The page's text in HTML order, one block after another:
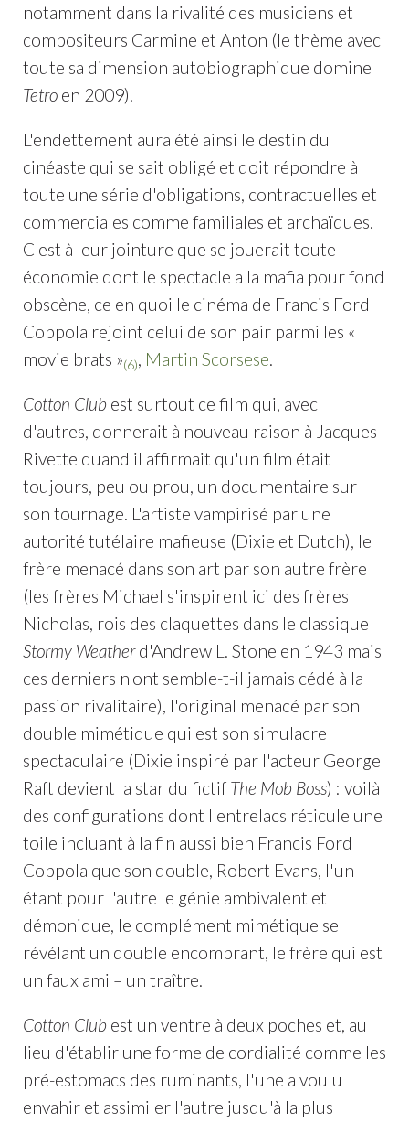
notamment dans la rivalité des musiciens et
compositeurs Carmine et Anton (le thème avec
toute sa dimension autobiographique domine
Tetroen 2009).
L'endettement aura été ainsi le destin du
cinéaste qui se sait obligé et doit répondre à
toute une série d'obligations, contractuelles et
commerciales comme familiales et archaïques.
C'est à leur jointure que se jouerait toute
économie dont le spectacle a la mafia pour fond
obscène, ce en quoi le cinéma de Francis Ford
Coppola rejoint celui de son pair parmi les «
movie brats »(6), Martin Scorsese.
Cotton Clubest surtout ce film qui, avec
d'autres, donnerait à nouveau raison à Jacques
Rivette quand il affirmait qu'un film était
toujours, peu ou prou, un documentaire sur
son tournage. L'artiste vampirisé par une
autorité tutélaire mafieuse (Dixie et Dutch), le
frère menacé dans son art par son autre frère
(les frères Michael s'inspirent ici des frères
Nicholas, rois des claquettes dans le classique
Stormy Weatherd'Andrew L. Stone en 1943 mais
ces derniers n'ont semble-t-il jamais cédé à la
passion rivalitaire), l'original menacé par son
double mimétique qui est son simulacre
spectaculaire (Dixie inspiré par l'acteur George
Raft devient la star du fictif The Mob Boss) : voilà
des configurations dont l'entrelacs réticule une
toile incluant à la fin aussi bien Francis Ford
Coppola que son double, Robert Evans, l'un
étant pour l'autre le génie ambivalent et
démonique, le complément mimétique se
révélant un double encombrant, le frère qui est
un faux ami – un traître.
Cotton Clubest un ventre à deux poches et, au
lieu d'établir une forme de cordialité comme les
pré-estomacs des ruminants, l'une a voulu
envahir et assimiler l'autre jusqu'à la plus